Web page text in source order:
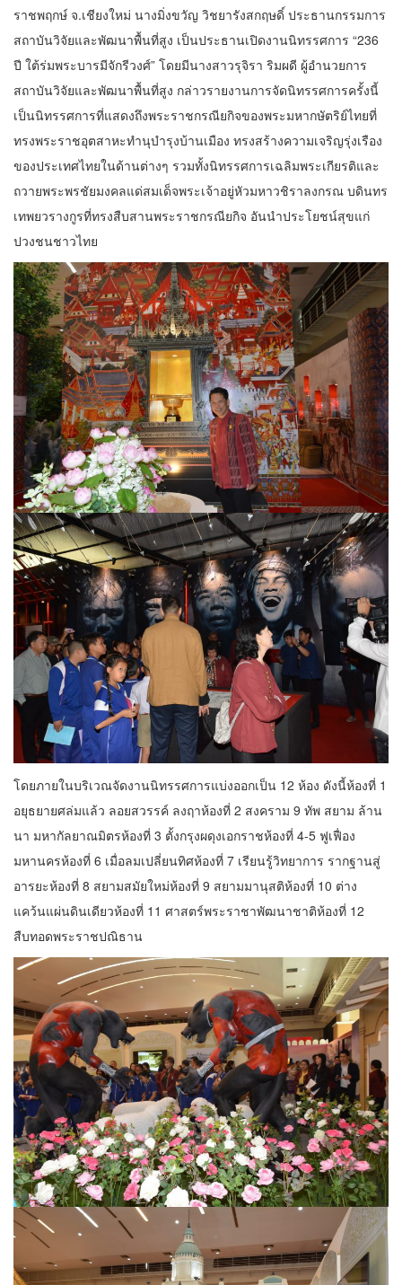
ราชพฤกษ์ จ.เชียงใหม่ นางมิ่งขวัญ วิชยารังสกฤษดิ์ ประธานกรรมการ
สถาบันวิจัยและพัฒนาพื้นที่สูง เป็นประธานเปิดงานนิทรรศการ “236
ปี ใต้ร่มพระบารมีจักรีวงศ์” โดยมีนางสาวรุจิรา ริมผดี ผู้อำนวยการ
สถาบันวิจัยและพัฒนาพื้นที่สูง กล่าวรายงานการจัดนิทรรศการครั้งนี้
เป็นนิทรรศการที่แสดงถึงพระราชกรณียกิจของพระมหากษัตริย์ไทยที่
ทรงพระราชอุตสาหะทำนุบำรุงบ้านเมือง ทรงสร้างความเจริญรุ่งเรือง
ของประเทศไทยในด้านต่างๆ รวมทั้งนิทรรศการเฉลิมพระเกียรติและ
ถวายพระพรชัยมงคลแด่สมเด็จพระเจ้าอยู่หัวมหาวชิราลงกรณ บดินทร
เทพยวรางกูรที่ทรงสืบสานพระราชกรณียกิจ อันนำประโยชน์สุขแก่
ปวงชนชาวไทย
โดยภายในบริเวณจัดงานนิทรรศการแบ่งออกเป็น 12 ห้อง ดังนี้ห้องที่ 1
อยุธยายศล่มแล้ว ลอยสวรรค์ ลงฤาห้องที่ 2 สงคราม 9 ทัพ สยาม ล้าน
นา มหากัลยาณมิตรห้องที่ 3 ตั้งกรุงผดุงเอกราชห้องที่ 4-5 ฟูเฟื่อง
มหานครห้องที่ 6 เมื่อลมเปลี่ยนทิศห้องที่ 7 เรียนรู้วิทยาการ รากฐานสู่
อารยะห้องที่ 8 สยามสมัยใหม่ห้องที่ 9 สยามมานุสติห้องที่ 10 ต่าง
แคว้นแผ่นดินเดียวห้องที่ 11 ศาสตร์พระราชาพัฒนาชาติห้องที่ 12
สืบทอดพระราชปณิธาน